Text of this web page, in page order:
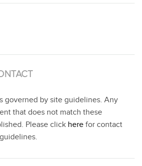
governed by site guidelines. Any
that does not match these
Please click here for contact